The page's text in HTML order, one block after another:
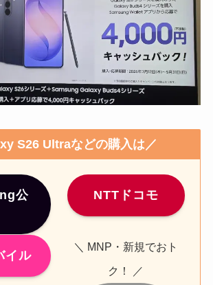
S26 Ultraなどの購入は／
公
NTTドコモ
イル
＼ MNP・新規でおト
ク！ ／